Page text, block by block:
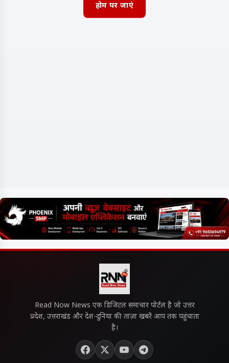
होम पर जाएं
Read Now News एक डिजिटल समाचार पोर्टल है जो उत्तर
प्रदेश, उत्तराखंड और देश-दुनिया की ताज़ा खबरें आप तक पहुंचाता
है।